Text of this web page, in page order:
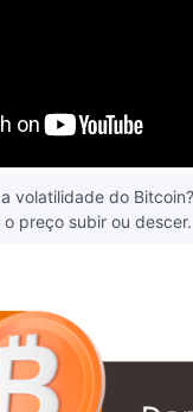
volatilidade do
preço subir ou descer.